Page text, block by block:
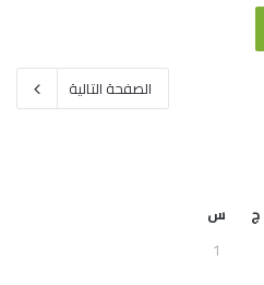
الصفحة التالية
ج
س
1